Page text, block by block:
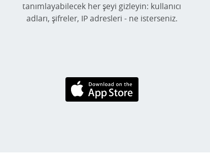
tanımlayabilecek her şeyi gizleyin: kullanıcı
adları, şifreler, IP adresleri - ne isterseniz.